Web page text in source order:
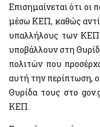
Ειδική ηλεκτρονική
για τα Κέντρα
ηλεκτρονική
έμμισθες Προξενικές
Ψηφιακή πλατφόρμα
στοιχείων για θέματα
νομιμοποίησης εσόδων
της χρηματοδότησης
Τηλεπικοινωνίες
Μητρώο Δικαιούχων
Τηλεφωνίας και
Ελεγκτικές Υπηρεσίες
Υποβολή δήλωσης
Επισημαίνεται ότι οι
μέσω ΚΕΠ, καθώς
υπαλλήλους των ΚΕΠ
υποβάλλουν στη
πολιτών που
αυτή την περίπτωση,
Θυρίδα τους στο
ΚΕΠ.